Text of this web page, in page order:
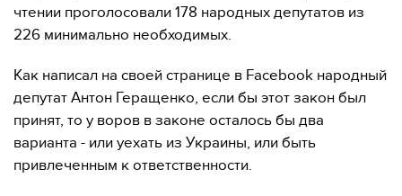
чтении проголосовали 178 народных депутатов из
226 минимально необходимых.
Как написал на своей странице в Facebook народный
депутат Антон Геращенко, если бы этот закон был
принят, то у воров в законе осталось бы два
варианта - или уехать из Украины, или быть
привлеченным к ответственности.